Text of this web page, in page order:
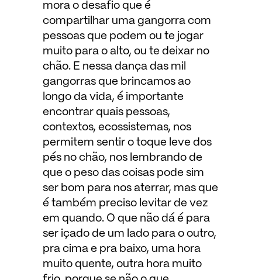
mora o desafio que é
compartilhar uma gangorra com
pessoas que podem ou te jogar
muito para o alto, ou te deixar no
chão. E nessa dança das mil
gangorras que brincamos ao
longo da vida, é importante
encontrar quais pessoas,
contextos, ecossistemas, nos
permitem sentir o toque leve dos
pés no chão, nos lembrando de
que o peso das coisas pode sim
ser bom para nos aterrar, mas que
é também preciso levitar de vez
em quando. O que não dá é para
ser içado de um lado para o outro,
pra cima e pra baixo, uma hora
muito quente, outra hora muito